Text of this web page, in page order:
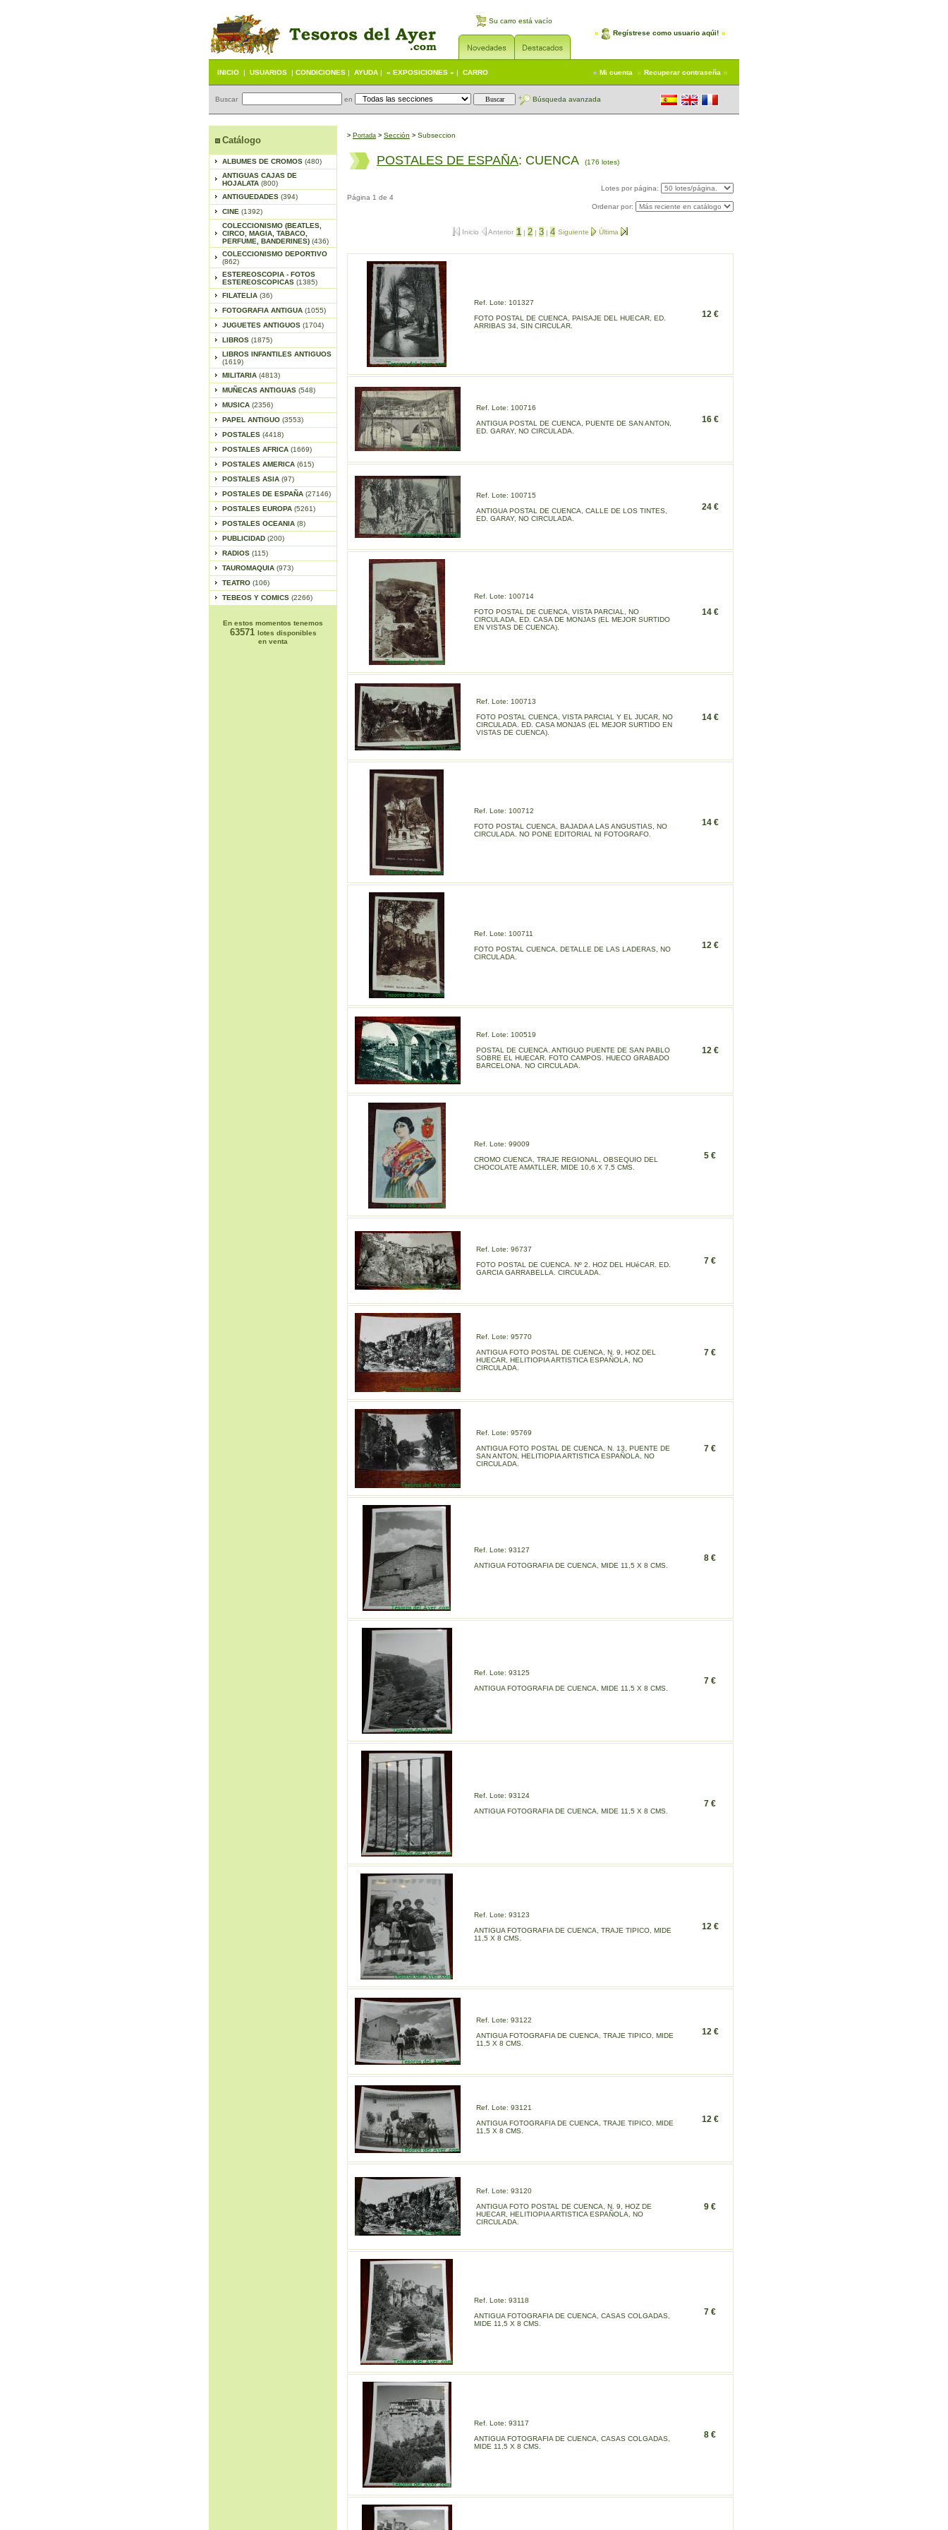
Su carro está vacío
Regístrese como usuario aqúi!
INICIO | USUARIOS | CONDICIONES | AYUDA | « EXPOSICIONES » | CARRO Mi cuenta Recuperar contraseña
Buscar en Búsqueda avanzada
Catálogo
ALBUMES DE CROMOS (480)
ANTIGUAS CAJAS DE
HOJALATA (800)
ANTIGUEDADES (394)
CINE (1392)
COLECCIONISMO (BEATLES,
CIRCO, MAGIA, TABACO,
PERFUME, BANDERINES) (436)
COLECCIONISMO DEPORTIVO
(862)
ESTEREOSCOPIA - FOTOS
ESTEREOSCOPICAS (1385)
FILATELIA (36)
FOTOGRAFIA ANTIGUA (1055)
JUGUETES ANTIGUOS (1704)
LIBROS (1875)
LIBROS INFANTILES ANTIGUOS
(1619)
MILITARIA (4813)
MUÑECAS ANTIGUAS (548)
MUSICA (2356)
PAPEL ANTIGUO (3553)
POSTALES (4418)
POSTALES AFRICA (1669)
POSTALES AMERICA (615)
POSTALES ASIA (97)
POSTALES DE ESPAÑA (27146)
POSTALES EUROPA (5261)
POSTALES OCEANIA (8)
PUBLICIDAD (200)
RADIOS (115)
TAUROMAQUIA (973)
TEATRO (106)
TEBEOS Y COMICS (2266)
En estos momentos tenemos
63571 lotes disponibles
en venta
> Portada > Sección > Subseccion
POSTALES DE ESPAÑA: CUENCA (176 lotes)
Página 1 de 4
Lotes por página:
Ordenar por:
Inicio Anterior 1 | 2 | 3 | 4 Siguiente Última
Ref. Lote: 101327
FOTO POSTAL DE CUENCA, PAISAJE DEL HUECAR, ED.
ARRIBAS 34, SIN CIRCULAR.
12 €
Ref. Lote: 100716
ANTIGUA POSTAL DE CUENCA, PUENTE DE SAN ANTON,
ED. GARAY, NO CIRCULADA.
16 €
Ref. Lote: 100715
ANTIGUA POSTAL DE CUENCA, CALLE DE LOS TINTES,
ED. GARAY, NO CIRCULADA.
24 €
Ref. Lote: 100714
FOTO POSTAL DE CUENCA, VISTA PARCIAL, NO
CIRCULADA, ED. CASA DE MONJAS (EL MEJOR SURTIDO
EN VISTAS DE CUENCA).
14 €
Ref. Lote: 100713
FOTO POSTAL CUENCA, VISTA PARCIAL Y EL JUCAR, NO
CIRCULADA. ED. CASA MONJAS (EL MEJOR SURTIDO EN
VISTAS DE CUENCA).
14 €
Ref. Lote: 100712
FOTO POSTAL CUENCA, BAJADA A LAS ANGUSTIAS, NO
CIRCULADA. NO PONE EDITORIAL NI FOTOGRAFO.
14 €
Ref. Lote: 100711
FOTO POSTAL CUENCA, DETALLE DE LAS LADERAS, NO
CIRCULADA.
12 €
Ref. Lote: 100519
POSTAL DE CUENCA. ANTIGUO PUENTE DE SAN PABLO
SOBRE EL HUECAR. FOTO CAMPOS. HUECO GRABADO
BARCELONA. NO CIRCULADA.
12 €
Ref. Lote: 99009
CROMO CUENCA, TRAJE REGIONAL, OBSEQUIO DEL
CHOCOLATE AMATLLER, MIDE 10,6 X 7,5 CMS.
5 €
Ref. Lote: 96737
FOTO POSTAL DE CUENCA. Nº 2. HOZ DEL HUéCAR. ED.
GARCIA GARRABELLA. CIRCULADA.
7 €
Ref. Lote: 95770
ANTIGUA FOTO POSTAL DE CUENCA, N. 9, HOZ DEL
HUECAR, HELITIOPIA ARTISTICA ESPAÑOLA, NO
CIRCULADA.
7 €
Ref. Lote: 95769
ANTIGUA FOTO POSTAL DE CUENCA, N. 13, PUENTE DE
SAN ANTON, HELITIOPIA ARTISTICA ESPAÑOLA, NO
CIRCULADA.
7 €
Ref. Lote: 93127
ANTIGUA FOTOGRAFIA DE CUENCA, MIDE 11,5 X 8 CMS.
8 €
Ref. Lote: 93125
ANTIGUA FOTOGRAFIA DE CUENCA, MIDE 11,5 X 8 CMS.
7 €
Ref. Lote: 93124
ANTIGUA FOTOGRAFIA DE CUENCA, MIDE 11,5 X 8 CMS.
7 €
Ref. Lote: 93123
ANTIGUA FOTOGRAFIA DE CUENCA, TRAJE TIPICO, MIDE
11,5 X 8 CMS.
12 €
Ref. Lote: 93122
ANTIGUA FOTOGRAFIA DE CUENCA, TRAJE TIPICO, MIDE
11,5 X 8 CMS.
12 €
Ref. Lote: 93121
ANTIGUA FOTOGRAFIA DE CUENCA, TRAJE TIPICO, MIDE
11,5 X 8 CMS.
12 €
Ref. Lote: 93120
ANTIGUA FOTO POSTAL DE CUENCA, N. 9, HOZ DE
HUECAR, HELITIOPIA ARTISTICA ESPAÑOLA, NO
CIRCULADA.
9 €
Ref. Lote: 93118
ANTIGUA FOTOGRAFIA DE CUENCA, CASAS COLGADAS,
MIDE 11,5 X 8 CMS.
7 €
Ref. Lote: 93117
ANTIGUA FOTOGRAFIA DE CUENCA, CASAS COLGADAS,
MIDE 11,5 X 8 CMS.
8 €